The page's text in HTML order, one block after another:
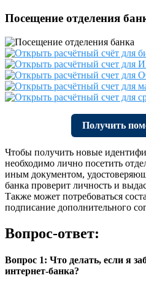
Посещение отделения
Получить
Чтобы получить новые
необходимо лично посетить
иным документом,
банка проверит личность и
Также может потребоваться
подписание дополнительного
Вопрос-ответ:
Вопрос 1: Что делать, если я
интернет-банка?